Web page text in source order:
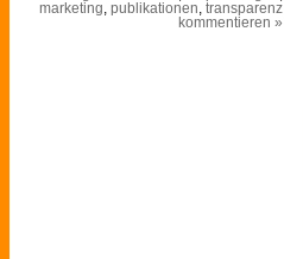
marketing publikationen transparenz
kommentieren »